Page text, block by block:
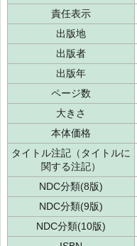
責任表示
出版地
出版者
出版年
ページ数
大きさ
本体価格
タイトル注記（タイトルに
関する注記）
NDC分類(8版)
NDC分類(9版)
NDC分類(10版)